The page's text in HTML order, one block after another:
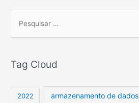
e
q
Tag Cloud
2022 armazenamento de dados